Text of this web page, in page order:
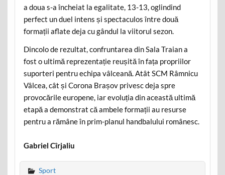
a doua s-a încheiat la egalitate, 13-13, oglindind
perfect un duel intens și spectaculos între două
formații aflate deja cu gândul la viitorul sezon.
Dincolo de rezultat, confruntarea din Sala Traian a
fost o ultimă reprezentație reușită în fața propriilor
suporteri pentru echipa vâlceană. Atât SCM Râmnicu
Vâlcea, cât și Corona Brașov privesc deja spre
provocările europene, iar evoluția din această ultimă
etapă a demonstrat că ambele formații au resurse
pentru a rămâne în prim-planul handbalului românesc.
Gabriel Cîrjaliu
Sport